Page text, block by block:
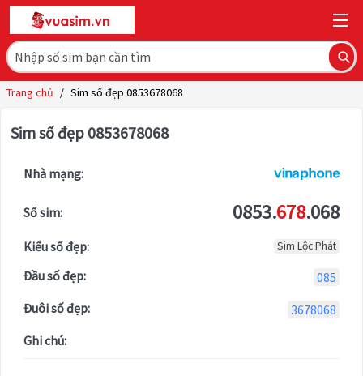
Trang chủ / Sim số đẹp 0853678068
Sim số đẹp 0853678068
Nhà mạng:
Số sim: 0853.678.068
Kiểu số đẹp: Sim Lộc Phát
Đầu số đẹp:
085
Đuôi số đẹp:
3678068
Ghi chú: